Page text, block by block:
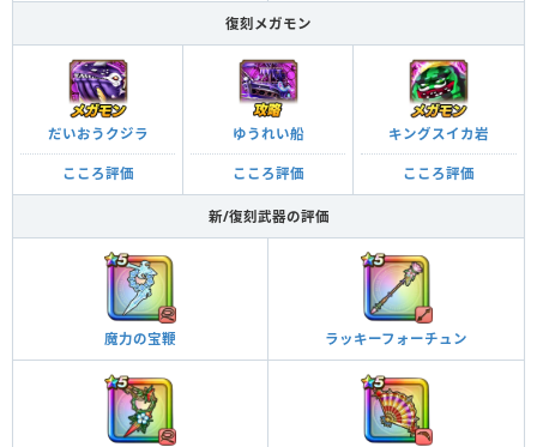
復刻メガモン
だいおうクジラ
こころ評価
ゆうれい船
こころ評価
キングスイカ岩
こころ評価
新/復刻武器の評価
魔力の宝鞭 ラッキーフォーチュン